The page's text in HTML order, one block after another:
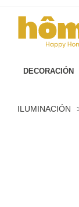
DECORACIÓN
ILUMINACIÓN